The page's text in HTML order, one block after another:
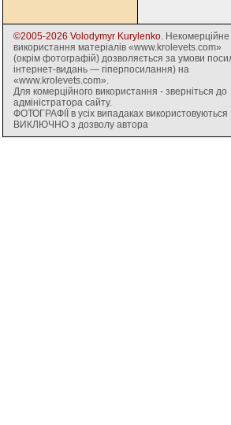
©2005-2026 Volodymyr Kurylenko. Некомерційне
використання матеріалів «www.krolevets.com»
(окрім фотографій) дозволяється за умови
інтернет-видань — гіперпосилання) на
«www.krolevets.com».
Для комерційного використання - зверніться до
адміністратора сайту.
ФОТОГРАФІЇ в усіх випадаках використовуються
ВИКЛЮЧНО з дозволу автора